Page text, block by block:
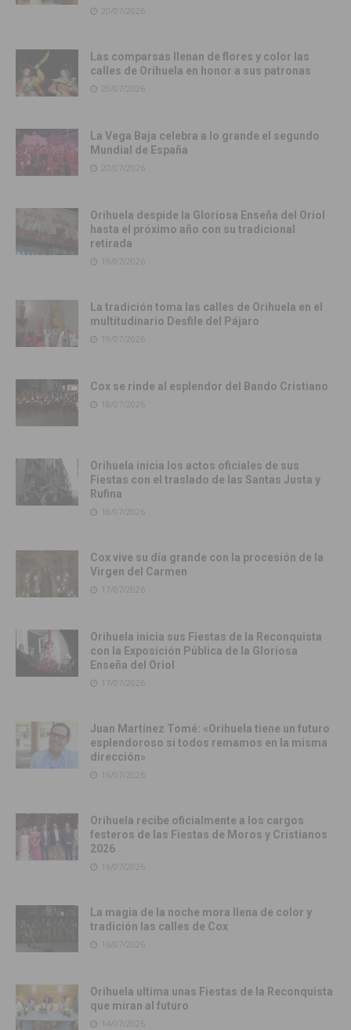
20/07/2026
Las comparsas llenan de flores y color las
calles de Orihuela en honor a sus patronas
20/07/2026
La Vega Baja celebra a lo grande el segundo
Mundial de España
20/07/2026
Orihuela despide la Gloriosa Enseña del Oriol
hasta el próximo año con su tradicional
retirada
19/07/2026
La tradición toma las calles de Orihuela en el
multitudinario Desfile del Pájaro
19/07/2026
Cox se rinde al esplendor del Bando Cristiano
18/07/2026
Orihuela inicia los actos oficiales de sus
Fiestas con el traslado de las Santas Justa y
Rufina
18/07/2026
Cox vive su día grande con la procesión de la
Virgen del Carmen
17/07/2026
Orihuela inicia sus Fiestas de la Reconquista
con la Exposición Pública de la Gloriosa
Enseña del Oriol
17/07/2026
Juan Martínez Tomé: «Orihuela tiene un futuro
esplendoroso si todos remamos en la misma
dirección»
16/07/2026
Orihuela recibe oficialmente a los cargos
festeros de las Fiestas de Moros y Cristianos
2026
16/07/2026
La magia de la noche mora llena de color y
tradición las calles de Cox
16/07/2026
Orihuela ultima unas Fiestas de la Reconquista
que miran al futuro
14/07/2026